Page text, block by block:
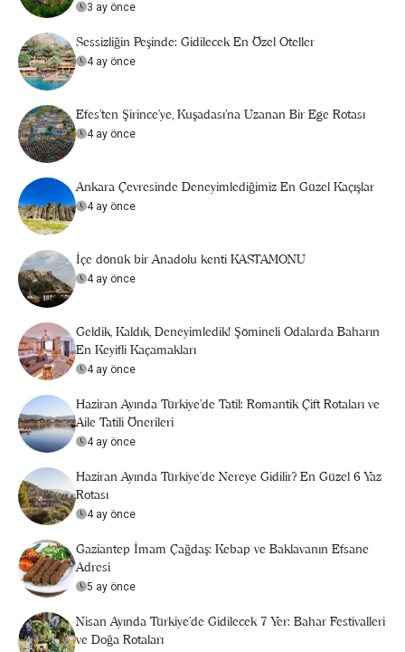
3 ay önce
Sessizliğin Peşinde: Gidilecek En Özel Oteller
4 ay önce
Efes’ten Şirince’ye, Kuşadası’na Uzanan Bir Ege Rotası
4 ay önce
Ankara Çevresinde Deneyimlediğimiz En Güzel Kaçışlar
4 ay önce
İçe dönük bir Anadolu kenti KASTAMONU
4 ay önce
Geldik, Kaldık, Deneyimledik! Şömineli Odalarda Baharın
En Keyifli Kaçamakları
4 ay önce
Haziran Ayında Türkiye’de Tatil: Romantik Çift Rotaları ve
Aile Tatili Önerileri
4 ay önce
Haziran Ayında Türkiye’de Nereye Gidilir? En Güzel 6 Yaz
Rotası
4 ay önce
Gaziantep İmam Çağdaş: Kebap ve Baklavanın Efsane
Adresi
5 ay önce
Nisan Ayında Türkiye’de Gidilecek 7 Yer: Bahar Festivalleri
ve Doğa Rotaları